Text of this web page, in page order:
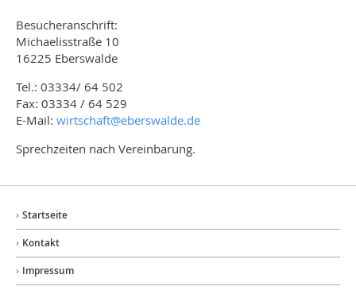
Besucheranschrift:
Michaelisstraße 10
16225 Eberswalde
Tel.: 03334/ 64 502
Fax: 03334 / 64 529
E-Mail: wirtschaft@eberswalde.de
Sprechzeiten nach Vereinbarung.
Startseite
Kontakt
Impressum